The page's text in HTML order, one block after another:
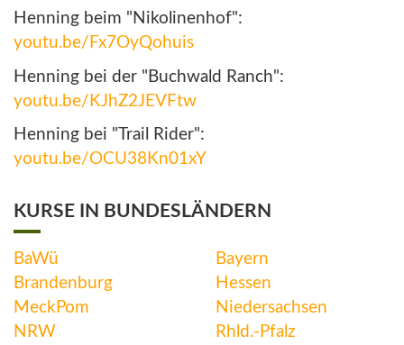
Henning beim "Nikolinenhof":
youtu.be/Fx7OyQohuis
Henning bei der "Buchwald Ranch":
youtu.be/KJhZ2JEVFtw
Henning bei "Trail Rider":
youtu.be/OCU38Kn01xY
KURSE IN BUNDESLÄNDERN
BaWü
Bayern
Brandenburg
Hessen
MeckPom
Niedersachsen
NRW
Rhld.-Pfalz